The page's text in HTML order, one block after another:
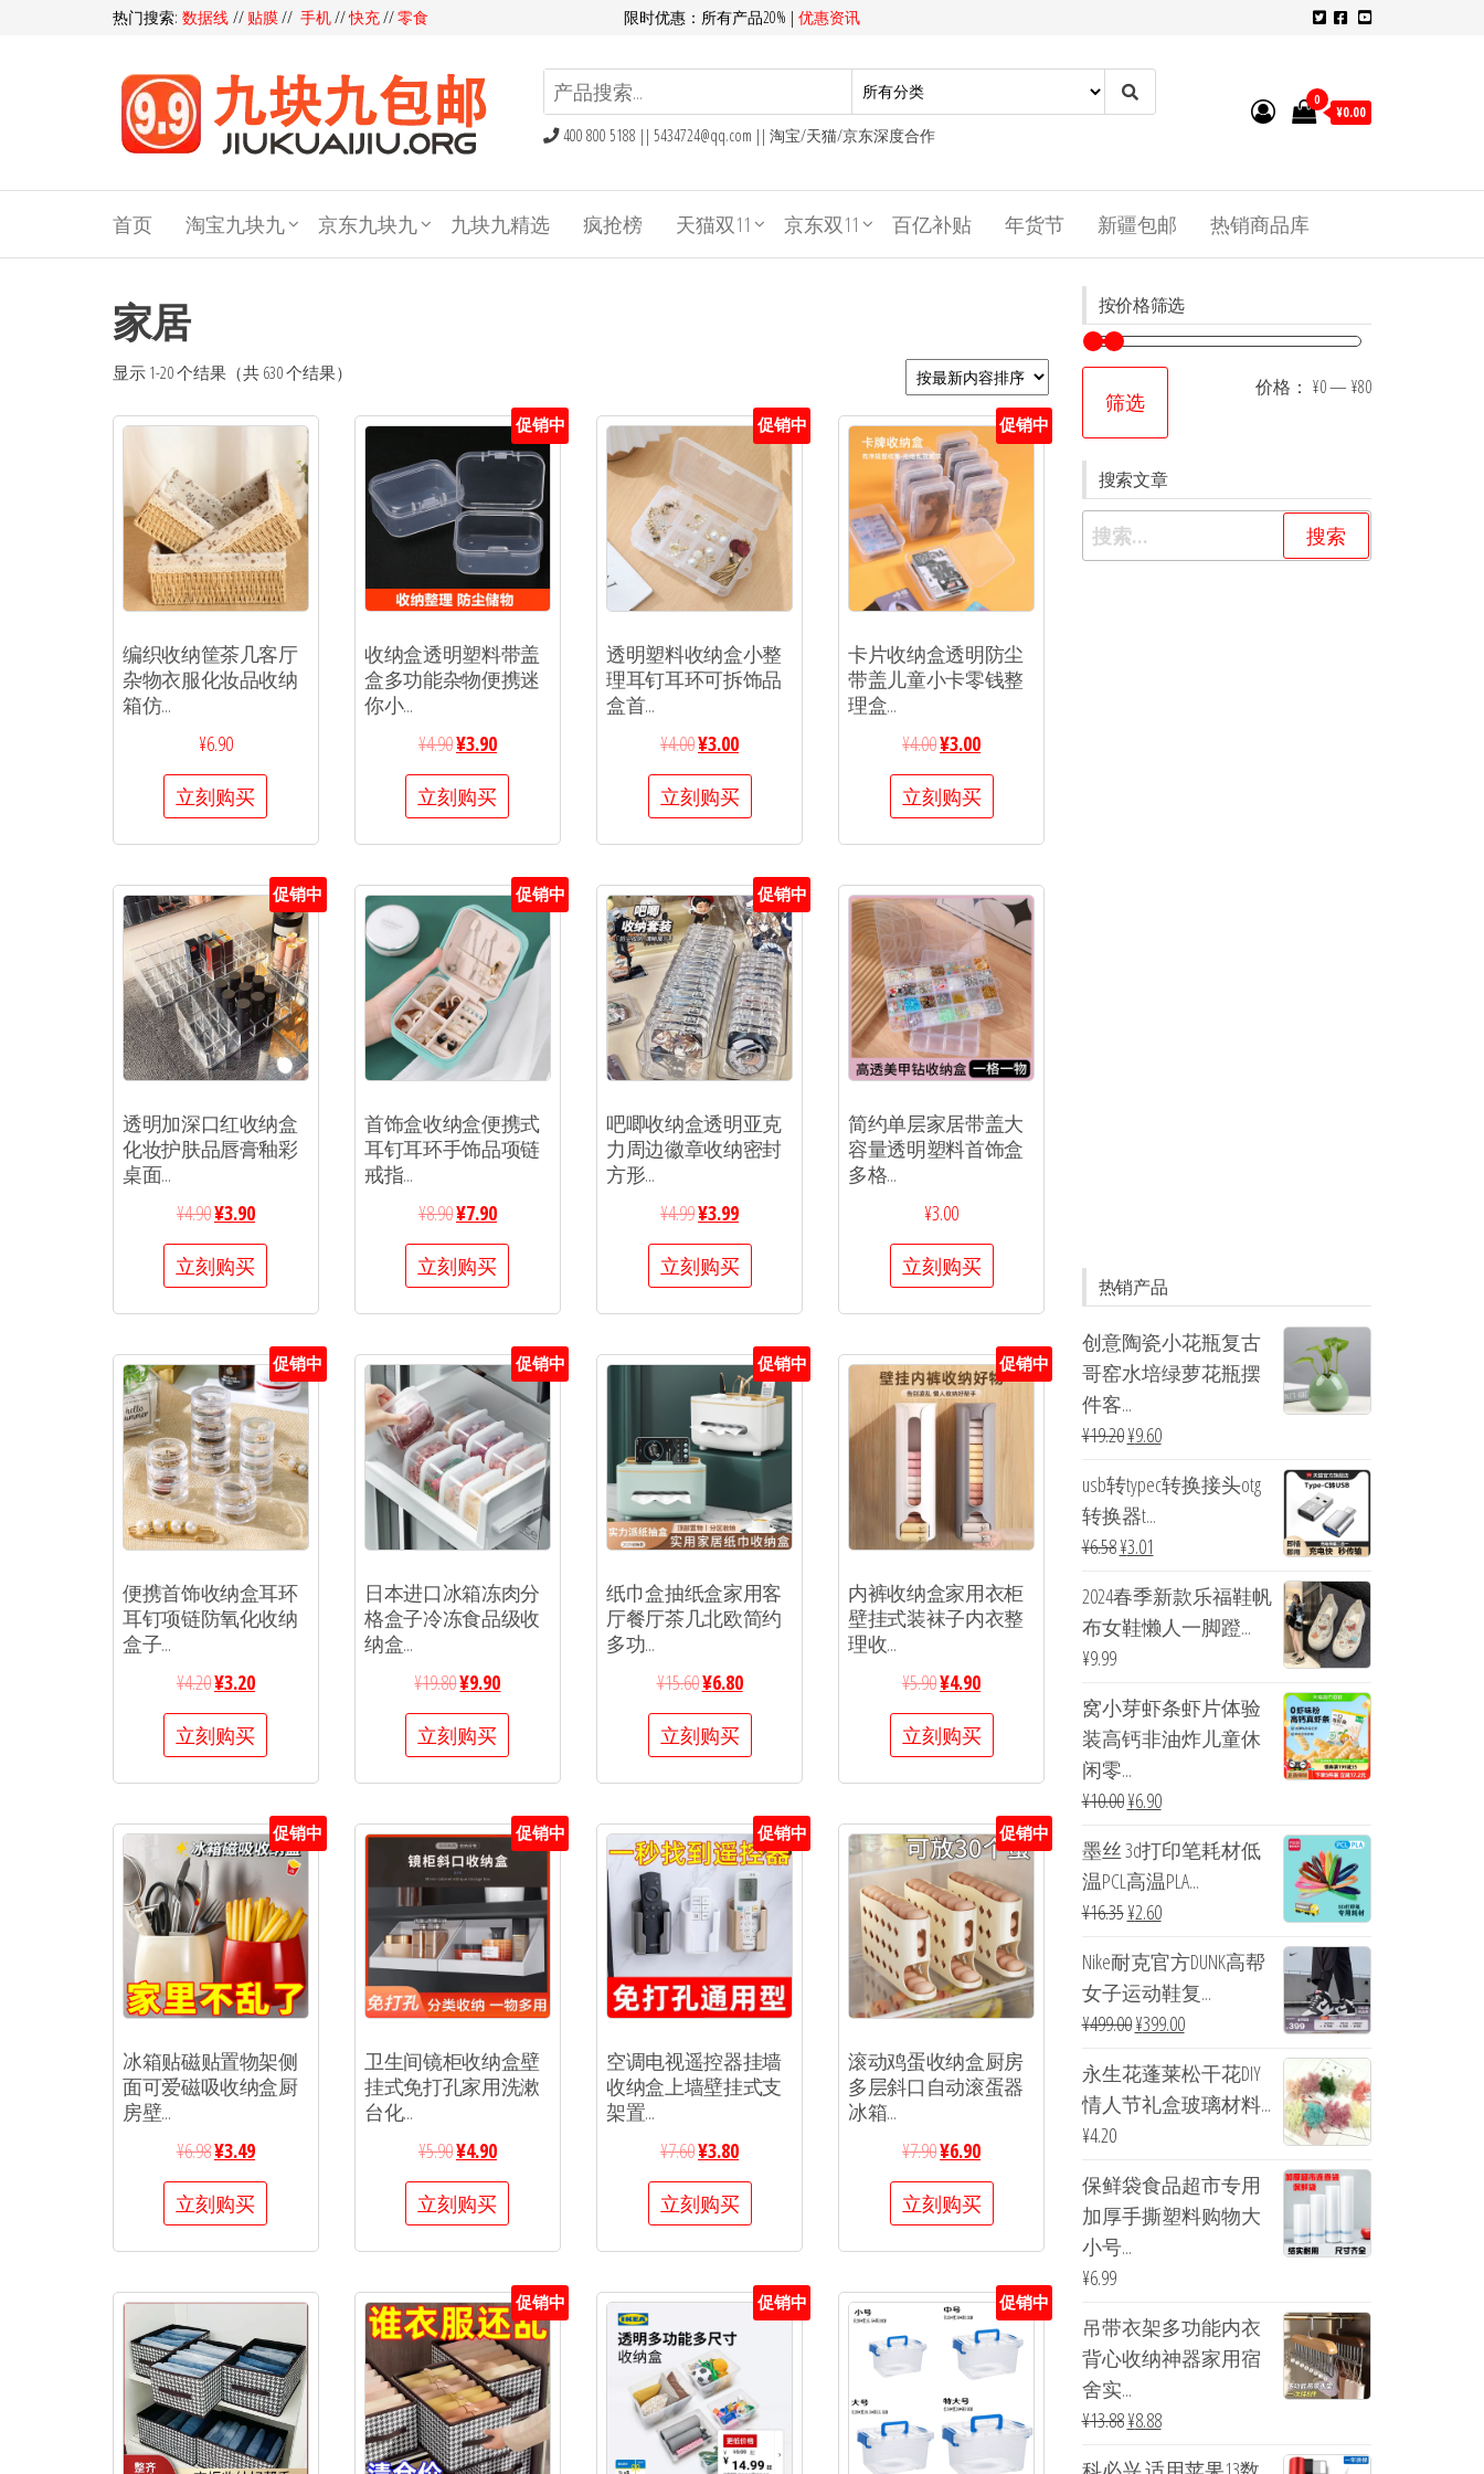
热门搜索: 数据线 // 贴膜// 手机//快充//零食 限时优惠：所有产品20% | 优惠资讯
九包
邮,9
邮,9.9
元包
邮,九
块九
官网
400 800 5188 || 5434724@qq.com || 淘宝/天猫/京东深度合作
0
¥0.00
首页 淘宝九块九 京东九块九 九块九精选 疯抢榜 天猫双11 京东双11 百亿补贴 年货节 新疆包邮 热销商品库
家居
显示 1-20 个结果（共 630 个结果）
编织收纳筐茶几客厅
杂物衣服化妆品收纳
箱仿...
¥6.90
立刻购买
促销中
收纳盒透明塑料带盖
盒多功能杂物便携迷
你小...
¥4.90¥3.90
立刻购买
促销中
透明塑料收纳盒小整
理耳钉耳环可拆饰品
盒首...
¥4.00¥3.00
立刻购买
促销中
卡片收纳盒透明防尘
带盖儿童小卡零钱整
理盒...
¥4.00¥3.00
立刻购买
促销中
透明加深口红收纳盒
化妆护肤品唇膏釉彩
桌面...
¥4.90¥3.90
立刻购买
促销中
首饰盒收纳盒便携式
耳钉耳环手饰品项链
戒指...
¥8.90¥7.90
立刻购买
促销中
吧唧收纳盒透明亚克
力周边徽章收纳密封
方形...
¥4.99¥3.99
立刻购买
简约单层家居带盖大
容量透明塑料首饰盒
多格...
¥3.00
立刻购买
促销中
便携首饰收纳盒耳环
耳钉项链防氧化收纳
盒子...
¥4.20¥3.20
立刻购买
促销中
日本进口冰箱冻肉分
格盒子冷冻食品级收
纳盒...
¥19.80¥9.90
立刻购买
促销中
纸巾盒抽纸盒家用客
厅餐厅茶几北欧简约
多功...
¥15.60¥6.80
立刻购买
促销中
内裤收纳盒家用衣柜
壁挂式装袜子内衣整
理收...
¥5.90¥4.90
立刻购买
促销中
冰箱贴磁贴置物架侧
面可爱磁吸收纳盒厨
房壁...
¥6.98¥3.49
立刻购买
促销中
卫生间镜柜收纳盒壁
挂式免打孔家用洗漱
台化...
¥5.90¥4.90
立刻购买
促销中
空调电视遥控器挂墙
收纳盒上墙壁挂式支
架置...
¥7.60¥3.80
立刻购买
促销中
滚动鸡蛋收纳盒厨房
多层斜口自动滚蛋器
冰箱...
¥7.90¥6.90
立刻购买
促销中 促销中 促销中
按价格筛选
筛选
价格： ¥0— ¥80
搜索文章
热销产品
创意陶瓷小花瓶复古
哥窑水培绿萝花瓶摆
件客...
¥19.20¥9.60
usb转typec转换接头otg
转换器t...
¥6.58¥3.01
2024春季新款乐福鞋帆
布女鞋懒人一脚蹬...
¥9.99
窝小芽虾条虾片体验
装高钙非油炸儿童休
闲零...
¥10.00¥6.90
墨丝 3d打印笔耗材低
温PCL高温PLA...
¥16.35¥2.60
Nike耐克官方DUNK高帮
女子运动鞋复...
¥499.00¥399.00
永生花蓬莱松干花DIY
情人节礼盒玻璃材料...
¥4.20
保鲜袋食品超市专用
加厚手撕塑料购物大
小号...
¥6.99
吊带衣架多功能内衣
背心收纳神器家用宿
舍实...
¥13.88¥8.88